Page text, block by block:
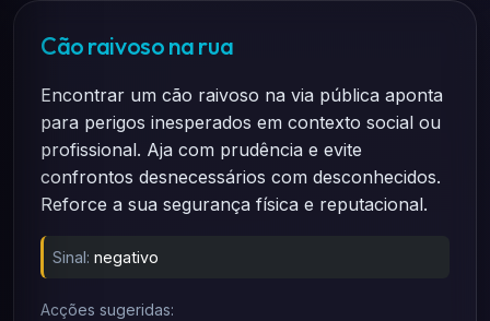
Cão raivoso na rua
Encontrar um cão raivoso na via pública aponta
para perigos inesperados em contexto social ou
profissional. Aja com prudência e evite
confrontos desnecessários com desconhecidos.
Reforce a sua segurança física e reputacional.
Sinal: negativo
Acções sugeridas: